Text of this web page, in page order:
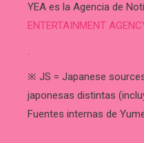
YEA es la Agencia de
ENTERTAINMENT
.
※ JS = Japanese
japonesas distintas
Fuentes internas de